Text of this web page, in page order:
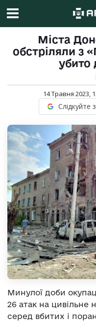
Міста
обстріляли з
убито
14 Травня 2023,
Слідкуйте
Минулої доби
26 атак на цивільне
серед вбитих і